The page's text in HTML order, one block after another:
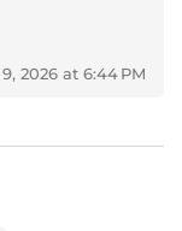
2026 at 6:44 PM